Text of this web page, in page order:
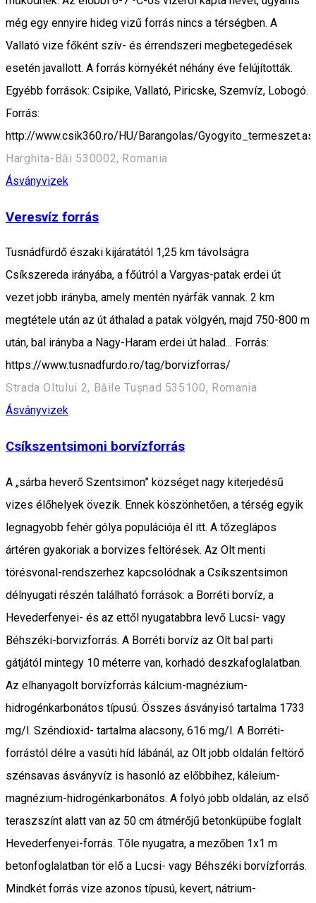
még egy ennyire hideg vizű forrás nincs a térségben. A
Vallató vize főként szív- és érrendszeri megbetegedések
esetén javallott. A forrás környékét néhány éve felújították.
Egyébb források: Csipike, Vallató, Piricske, Szemvíz, Lobogó.
Forrás:
http://www.csik360.ro/HU/Barangolas/
Harghita-Băi 530002, Romania
Ásványvizek
Veresvíz forrás
Tusnádfürdő északi kijáratától 1,25 km távolságra
Csíkszereda irányába, a főútról a Vargyas-patak erdei út
vezet jobb irányba, amely mentén nyárfák vannak. 2 km
megtétele után az út áthalad a patak völgyén, majd 750-800 m
után, bal irányba a Nagy-Haram erdei út halad... Forrás:
https://www.tusnadfurdo.ro/tag/borvizforras/
Strada Oltului 2, Băile Tușnad 535100, Romania
Ásványvizek
Csíkszentsimoni borvízforrás
A „sárba heverő Szentsimon” községet nagy kiterjedésű
vizes élőhelyek övezik. En­nek köszönhetően, a térség egyik
legnagyobb fehér gólya populációja él itt. A tőzeglápos
ártéren gyakoriak a borvizes feltörések. Az Olt menti
törésvonal-rendszerhez kap­csolódnak a Csíkszentsimon
délnyugati részén található források: a Borréti borvíz, a
Hevederfenyei- és az ettől nyugatabbra levő Lucsi- vagy
Béhszéki-borvizforrás. A Bor­réti borvíz az Olt bal parti
gátjától mintegy 10 méterre van, korhadó deszkafoglalatban.
Az elhanyagolt borvízforrás kálcium-magnézium-
hidrogénkarbonátos típusú. Összes ásványisó tartalma 1733
mg/l. Széndioxid- tartalma alacsony, 616 mg/l. A Borréti-
forrástól délre a vasúti híd lábánál, az Olt jobb oldalán feltörő
szénsavas ásványvíz is ha­sonló az előbbihez, káleium-
magnézium-hidrogénkarbonátos. A folyó jobb oldalán, az első
teraszszínt alatt van az 50 cm átmérőjű betonküpübe foglalt
Hevederfenyei-forrás. Tőle nyugatra, a mezőben 1x1 m
betonfoglalatban tör elő a Lucsi- vagy Béhszéki bor­vízforrás.
Mindkét forrás vize azonos típusú, kevert, nátrium-